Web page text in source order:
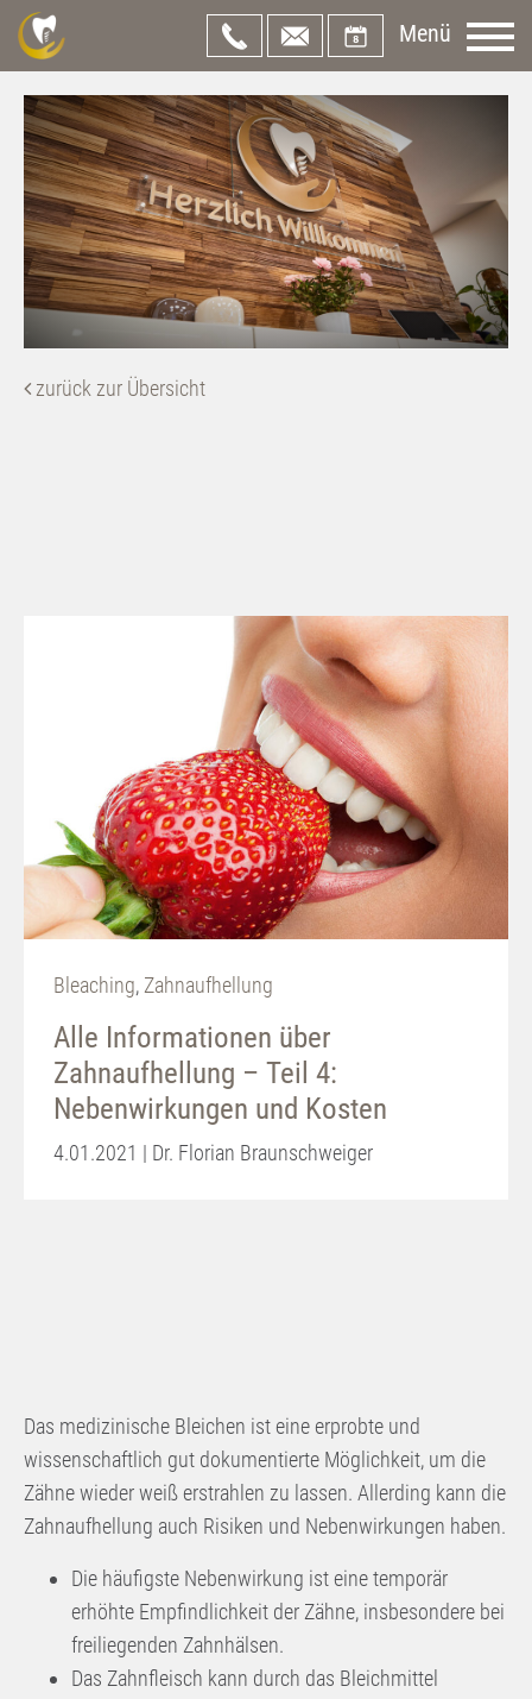
Menü
zurück zur Übersicht
Bleaching, Zahnaufhellung
Alle Informationen über
Zahnaufhellung – Teil 4:
Nebenwirkungen und Kosten
4.01.2021 | Dr. Florian Braunschweiger
Das medizinische Bleichen ist eine erprobte und
wissenschaftlich gut dokumentierte Möglichkeit, um die
Zähne wieder weiß erstrahlen zu lassen. Allerding kann die
Zahnaufhellung auch Risiken und Nebenwirkungen haben.
Die häufigste Nebenwirkung ist eine temporär
erhöhte Empfindlichkeit der Zähne, insbesondere bei
freiliegenden Zahnhälsen.
Das Zahnfleisch kann durch das Bleichmittel